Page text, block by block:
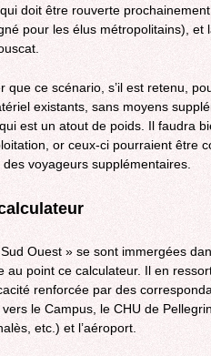
doit être rouverte
pour les élus métropolitains), et
que ce scénario, s’il est retenu,
existants, sans moyens
est un atout de poids. Il faudra
or ceux-ci pourraient être
voyageurs supplémentaires.
Ouest » se sont immergées
au point ce calculateur. Il en
renforcée par des
le Campus, le CHU de
etc.) et l’aéroport.